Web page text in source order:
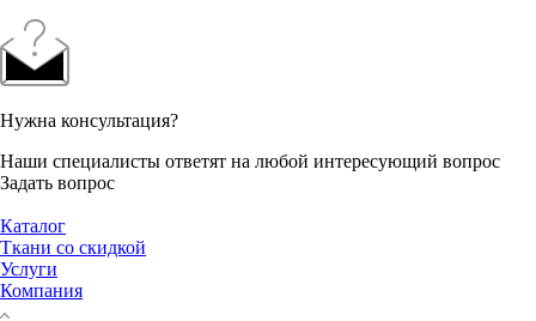
Нужна консультация?
Наши специалисты ответят на любой интересующий вопрос
Задать вопрос
Каталог
Ткани со скидкой
Услуги
Компания